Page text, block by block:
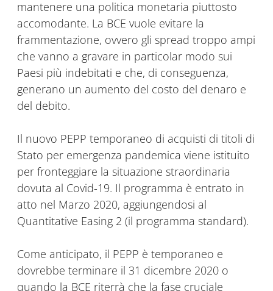
mantenere una politica monetaria piuttosto
accomodante. La BCE vuole evitare la
frammentazione, ovvero gli spread troppo ampi
che vanno a gravare in particolar modo sui
Paesi più indebitati e che, di conseguenza,
generano un aumento del costo del denaro e
del debito.
Il nuovo PEPP temporaneo di acquisti di titoli di
Stato per emergenza pandemica viene istituito
per fronteggiare la situazione straordinaria
dovuta al Covid-19. Il programma è entrato in
atto nel Marzo 2020, aggiungendosi al
Quantitative Easing 2 (il programma standard).
Come anticipato, il PEPP è temporaneo e
dovrebbe terminare il 31 dicembre 2020 o
quando la BCE riterrà che la fase cruciale